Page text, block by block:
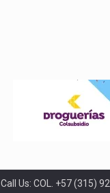
Call Us: COL. +57 (315)